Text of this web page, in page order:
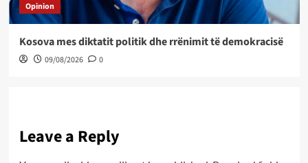
Opinion
Kosova mes diktatit politik dhe rrënimit të demokracisë
09/08/2026 0
Leave a Reply